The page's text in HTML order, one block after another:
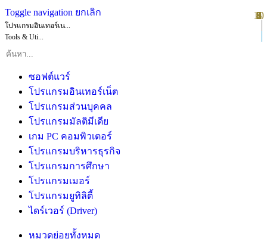
Toggle navigation ยกเลิก
โปรแกรมอินเทอร์เน...
Tools & Uti...
ซอฟต์แวร์
โปรแกรมอินเทอร์เน็ต
โปรแกรมส่วนบุคคล
โปรแกรมมัลติมีเดีย
เกม PC คอมพิวเตอร์
โปรแกรมบริหารธุรกิจ
โปรแกรมการศึกษา
โปรแกรมเมอร์
โปรแกรมยูทิลิตี้
ไดร์เวอร์ (Driver)
หมวดย่อยทั้งหมด
1
2
3
4
5
6
7
8
9
10